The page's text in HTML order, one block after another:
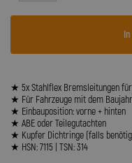
★ 5x Stahlflex Bremsleitungen
★ Für Fahrzeuge mit dem
★ Einbauposition: vorne + hinten
★ ABE oder Teilegutachten
★ Kupfer Dichtringe (falls
★ HSN: 7115 | TSN: 314